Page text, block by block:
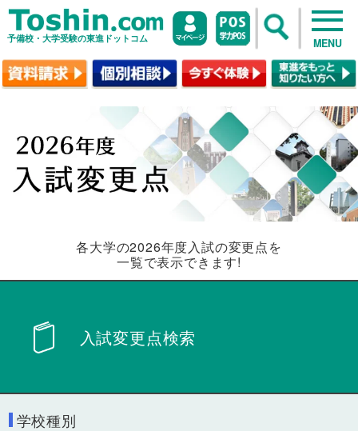
予備校・大学受験の東進ドットコム MENU
各大学の2026年度入試の変更点を
一覧で表示できます!
入試変更点検索
学校種別